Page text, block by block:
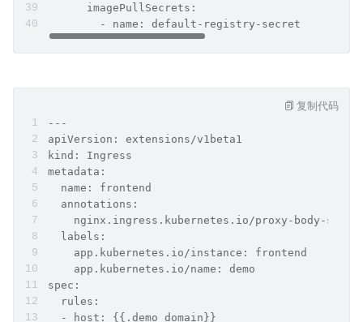
      imagePullSecrets:
        - name: default-registry-secret
---
apiVersion: extensions/v1beta1
kind: Ingress
metadata:
  name: frontend
  annotations:
nginx.ingress.kubernetes.io/proxy-body-size:
  labels:
    app.kubernetes.io/instance: frontend
    app.kubernetes.io/name: demo
spec:
  rules:
  - host: {{.demo_domain}}
复制代码